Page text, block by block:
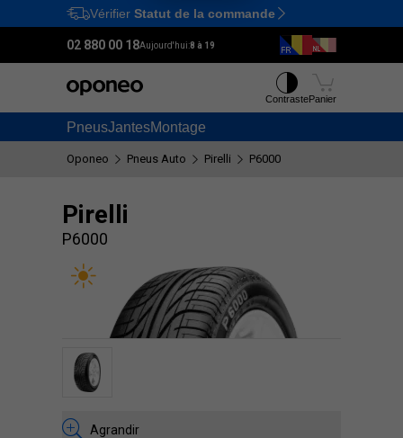
Ctrl M
Vérifier Statut de la commande
02 880 00 18Aujourd'hui:8 à 19
PneusJantesMontage
ContrastePanier
Oponeo Pneus Auto Pirelli P6000
Pirelli
P6000
Agrandir